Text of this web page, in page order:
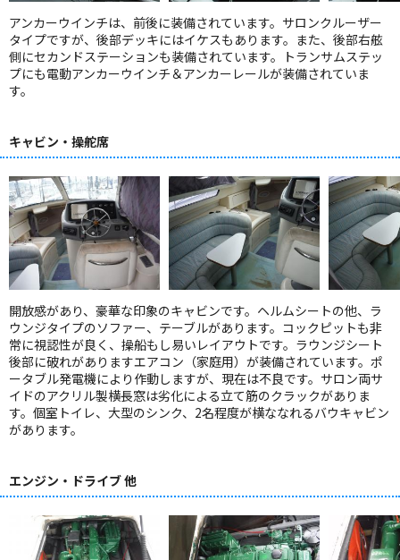
アンカーウインチは、前後に装備されています。サロンクルーザー
タイプですが、後部デッキにはイケスもあります。また、後部右舷
側にセカンドステーションも装備されています。トランサムステッ
プにも電動アンカーウインチ＆アンカーレールが装備されていま
す。
キャビン・操舵席
開放感があり、豪華な印象のキャビンです。ヘルムシートの他、ラ
ウンジタイプのソファー、テーブルがあります。コックピットも非
常に視認性が良く、操船もし易いレイアウトです。ラウンジシート
後部に破れがありますエアコン（家庭用）が装備されています。ポ
ータブル発電機により作動しますが、現在は不良です。サロン両サ
イドのアクリル製横長窓は劣化による立て筋のクラックがありま
す。個室トイレ、大型のシンク、2名程度が横ななれるバウキャビン
があります。
エンジン・ドライブ 他